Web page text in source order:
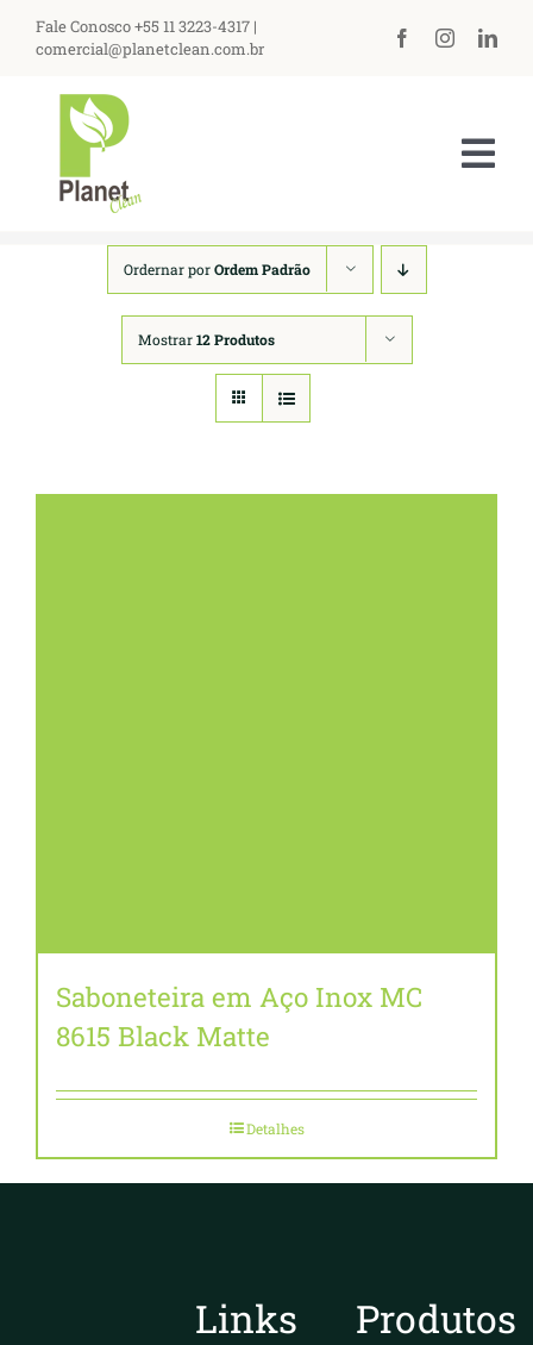
para
conteúdo
Fale Conosco +55 11 3223-4317 |
comercial@planetclean.com.br
HOME
NOSSA EMPRESA
PRODUTOS
ASSISTÊNCIA TÉCNICA
Ordernar porOrdem Padrão
Mostrar12 Produtos
Saboneteira em Aço Inox MC
8615 Black Matte
Detalhes
Links Produtos